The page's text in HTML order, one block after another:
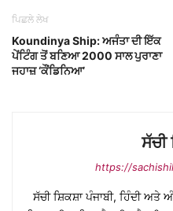
ਪਿਛਲੇ ਲੇਖ
Koundinya Ship: ਅਜੰਤਾ ਦੀ ਇੱਕ
ਪੇਂਟਿੰਗ ਤੋਂ ਬਣਿਆ 2000 ਸਾਲ ਪੁਰਾਣਾ
ਜਹਾਜ਼ ‘ਕੌਂਡਿਨਿਆ’
ਸੱਚੀ
https://
ਸੱਚੀ ਸ਼ਿਕਸ਼ਾ ਪੰਜਾਬੀ, ਹਿੰਦੀ ਅਤੇ